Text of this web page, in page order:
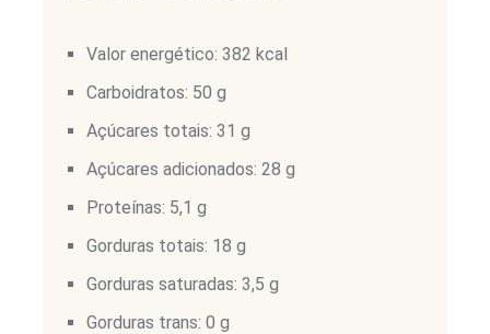
Valor energético: 382 kcal
Carboidratos: 50 g
Açúcares totais: 31 g
Açúcares adicionados: 28 g
Proteínas: 5,1 g
Gorduras totais: 18 g
Gorduras saturadas: 3,5 g
Gorduras trans: 0 g